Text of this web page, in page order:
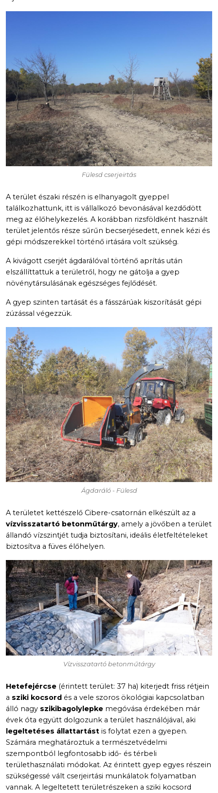
Fülesd cserjeirtás
A terület északi részén is elhanyagolt gyeppel
találkozhattunk, itt is vállalkozó bevonásával kezdődött
meg az élőhelykezelés. A korábban rizsföldként használt
terület jelentős része sűrűn becserjésedett, ennek kézi és
gépi módszerekkel történő irtására volt szükség.
A kivágott cserjét ágdarálóval történő aprítás után
elszállíttattuk a területről, hogy ne gátolja a gyep
növénytársulásának egészséges fejlődését.
A gyep szinten tartását és a fásszárúak kiszorítását gépi
zúzással végezzük.
Ágdaráló - Fülesd
A területet kettészelő Cibere-csatornán elkészült az a
vízvisszatartó betonműtárgy, amely a jövőben a terület
állandó vízszintjét tudja biztosítani, ideális életfeltételeket
biztosítva a füves élőhelyen.
Vízvisszatartó betonműtárgy
Hetefejércse (érintett terület: 37 ha) kiterjedt friss rétjein
a sziki kocsord és a vele szoros ökológiai kapcsolatban
álló nagy szikibagolylepke megóvása érdekében már
évek óta együtt dolgozunk a terület használójával, aki
legeltetéses állattartást is folytat ezen a gyepen.
Számára meghatároztuk a természetvédelmi
szempontból legfontosabb idő- és térbeli
területhasználati módokat. Az érintett gyep egyes részein
szükségessé vált cserjeirtási munkálatok folyamatban
vannak. A legeltetett területrészeken a sziki kocsord